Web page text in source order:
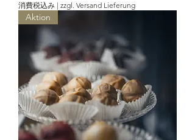
1
消費税込み | zzgl. Versand Lieferung
Aktion